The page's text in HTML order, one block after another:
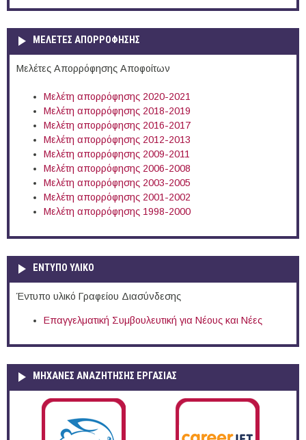
ΜΕΛΕΤΕΣ ΑΠΟΡΡΟΦΗΣΗΣ
Μελέτες Απορρόφησης Αποφοίτων
Μελέτη απορρόφησης 2020-2021
Μελέτη απορρόφησης 2018-2019
Μελέτη απορρόφησης 2016-2017
Μελέτη απορρόφησης 2012-2013
Μελέτη απορρόφησης 2009-2011
Μελέτη απορρόφησης 2006-2008
Μελέτη απορρόφησης 2003-2005
Μελέτη απορρόφησης 2001-2002
Μελέτη απορρόφησης 1998-2000
ΕΝΤΥΠΟ ΥΛΙΚΟ
Έντυπο υλικό Γραφείου Διασύνδεσης
Επαγγελματική Συμβουλευτική για Νέους και Νέες
ΜΗΧΑΝΕΣ ΑΝΑΖΗΤΗΣΗΣ ΕΡΓΑΣΙΑΣ